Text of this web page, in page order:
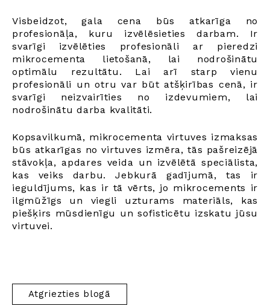
Visbeidzot, gala cena būs atkarīga no
profesionāļa, kuru izvēlēsieties darbam. Ir
svarīgi izvēlēties profesionāli ar pieredzi
mikrocementa lietošanā, lai nodrošinātu
optimālu rezultātu. Lai arī starp vienu
profesionāli un otru var būt atšķirības cenā, ir
svarīgi neizvairīties no izdevumiem, lai
nodrošinātu darba kvalitāti.
Kopsavilkumā, mikrocementa virtuves izmaksas
būs atkarīgas no virtuves izmēra, tās pašreizējā
stāvokļa, apdares veida un izvēlētā speciālista,
kas veiks darbu. Jebkurā gadījumā, tas ir
ieguldījums, kas ir tā vērts, jo mikrocements ir
ilgmūžīgs un viegli uzturams materiāls, kas
piešķirs mūsdienīgu un sofisticētu izskatu jūsu
virtuvei.
Atgriezties blogā